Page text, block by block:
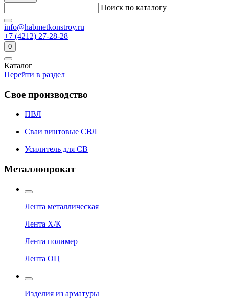
Поиск по каталогу
info@habmetkonstroy.ru
+7 (4212) 27-28-28
0
Каталог
Перейти в раздел
Свое производство
ПВЛ
Сваи винтовые СВЛ
Усилитель для СВ
Металлопрокат
Лента металлическая
Лента Х/К
Лента полимер
Лента ОЦ
Изделия из арматуры